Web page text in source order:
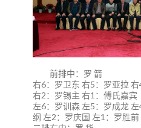
前排中：罗 箭
右6：罗卫东 右5：罗亚拉
右2：罗锡主 右1：傅氏嘉宾
左6：罗训森 左5：罗成龙
纲 左2：罗庆国 左1：罗胜前